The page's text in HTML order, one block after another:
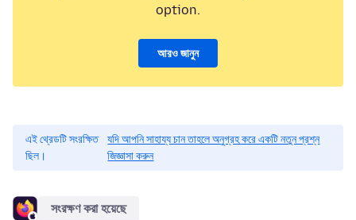
option.
আরও জানুন
এই থ্রেডটি সংরক্ষিত
ছিল।
যদি আপনি সাহায্য চান তাহলে অনুগ্রহ করে একটি নতুন প্রশ্ন
জিজ্ঞাসা করুন
সংরক্ষণ করা হয়েছে